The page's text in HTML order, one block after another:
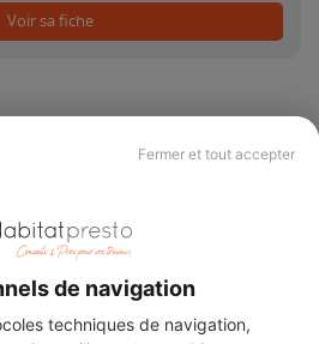
Fermer et tout accepter
de navigation
techniques de navigation,
Voir sa fiche
?
travaux et ne savez quel professionnel
travauxauprès de notre réseau de 5 000